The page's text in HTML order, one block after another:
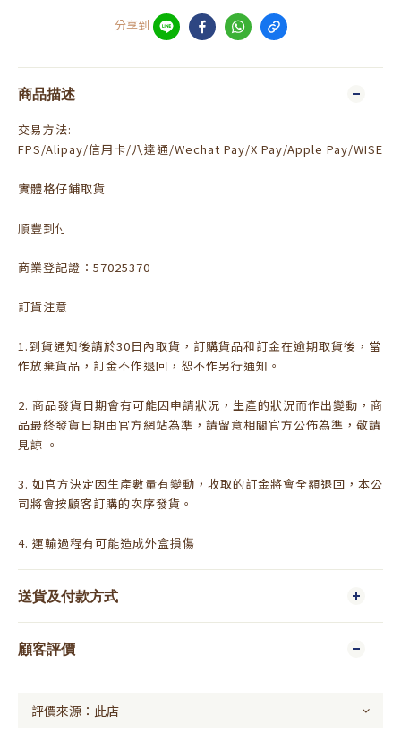
分享到
商品描述
交易方法:
FPS/Alipay/信用卡/八達通/Wechat Pay/X Pay/Apple Pay/WISE
實體格仔鋪取貨
順豐到付
商業登記證：57025370
訂貨注意
1.到貨通知後請於30日內取貨，訂購貨品和訂金在逾期取貨後，當
作放棄貨品，訂金不作退回，恕不作另行通知。
2. 商品發貨日期會有可能因申請狀況，生產的狀況而作出變動，商
品最終發貨日期由官方網站為準，請留意相關官方公佈為準，敬請
見諒 。
3. 如官方決定因生產數量有變動，收取的訂金將會全額退回，本公
司將會按顧客訂購的次序發貨。
4. 運輸過程有可能造成外盒損傷
送貨及付款方式
顧客評價